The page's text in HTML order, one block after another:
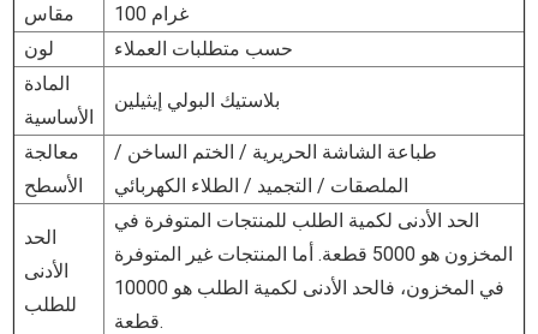
مقاس
100 غرام
لون
حسب متطلبات العملاء
المادة
الأساسية
بلاستيك البولي إيثيلين
معالجة
الأسطح
طباعة الشاشة الحريرية / الختم الساخن /
الملصقات / التجميد / الطلاء الكهربائي
الحد
الأدنى
للطلب
الحد الأدنى لكمية الطلب للمنتجات المتوفرة في
المخزون هو 5000 قطعة. أما المنتجات غير المتوفرة
في المخزون، فالحد الأدنى لكمية الطلب هو 10000
قطعة.